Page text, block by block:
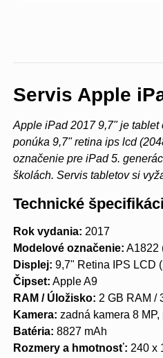
Servis Apple
Apple iPad 2017 9,7" je tablet
ponúka 9,7" retina ips lcd
označenie pre iPad 5.
školách. Servis tabletov si
Technické
Rok vydania: 2017
Modelové označenie: A1822
Displej: 9,7" Retina IPS LCD
Čipset: Apple A9
RAM / Úložisko: 2 GB RAM /
Kamera: zadná kamera 8
Batéria: 8827 mAh
Rozmery a hmotnosť: 240 x